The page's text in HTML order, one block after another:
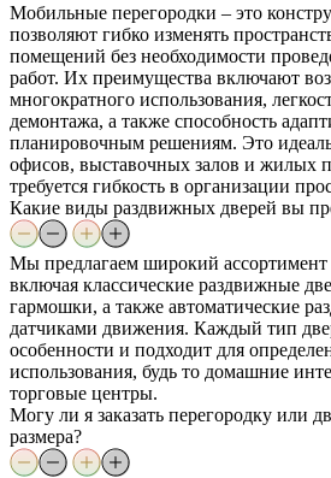
Мобильные перегородки – это
позволяют гибко изменять
помещений без необходимости
работ. Их преимущества включают
многократного использования,
демонтажа, а также способность
планировочным решениям. Это
офисов, выставочных залов и жилых
требуется гибкость в организации
Какие виды раздвижных дверей вы
Мы предлагаем широкий
включая классические раздвижные
гармошки, а также автоматические
датчиками движения. Каждый тип
особенности и подходит для
использования, будь то домашние
торговые центры.
Могу ли я заказать перегородку или
размера?